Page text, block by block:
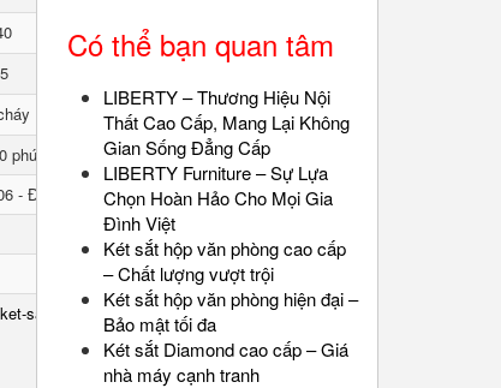
phút
- Đổi mã: 01
sat-chong-chay-
Có thể bạn quan tâm
LIBERTY – Thương Hiệu Nội
Thất Cao Cấp, Mang Lại Không
Gian Sống Đẳng Cấp
LIBERTY Furniture – Sự Lựa
Chọn Hoàn Hảo Cho Mọi Gia
Đình Việt
Két sắt hộp văn phòng cao cấp
– Chất lượng vượt trội
Két sắt hộp văn phòng hiện đại –
Bảo mật tối đa
Két sắt Diamond cao cấp – Giá
nhà máy cạnh tranh